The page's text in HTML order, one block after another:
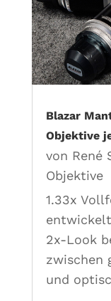
Blazar
Objektive
von René
Objektive
1.33x
2x-Look
zwischen
und